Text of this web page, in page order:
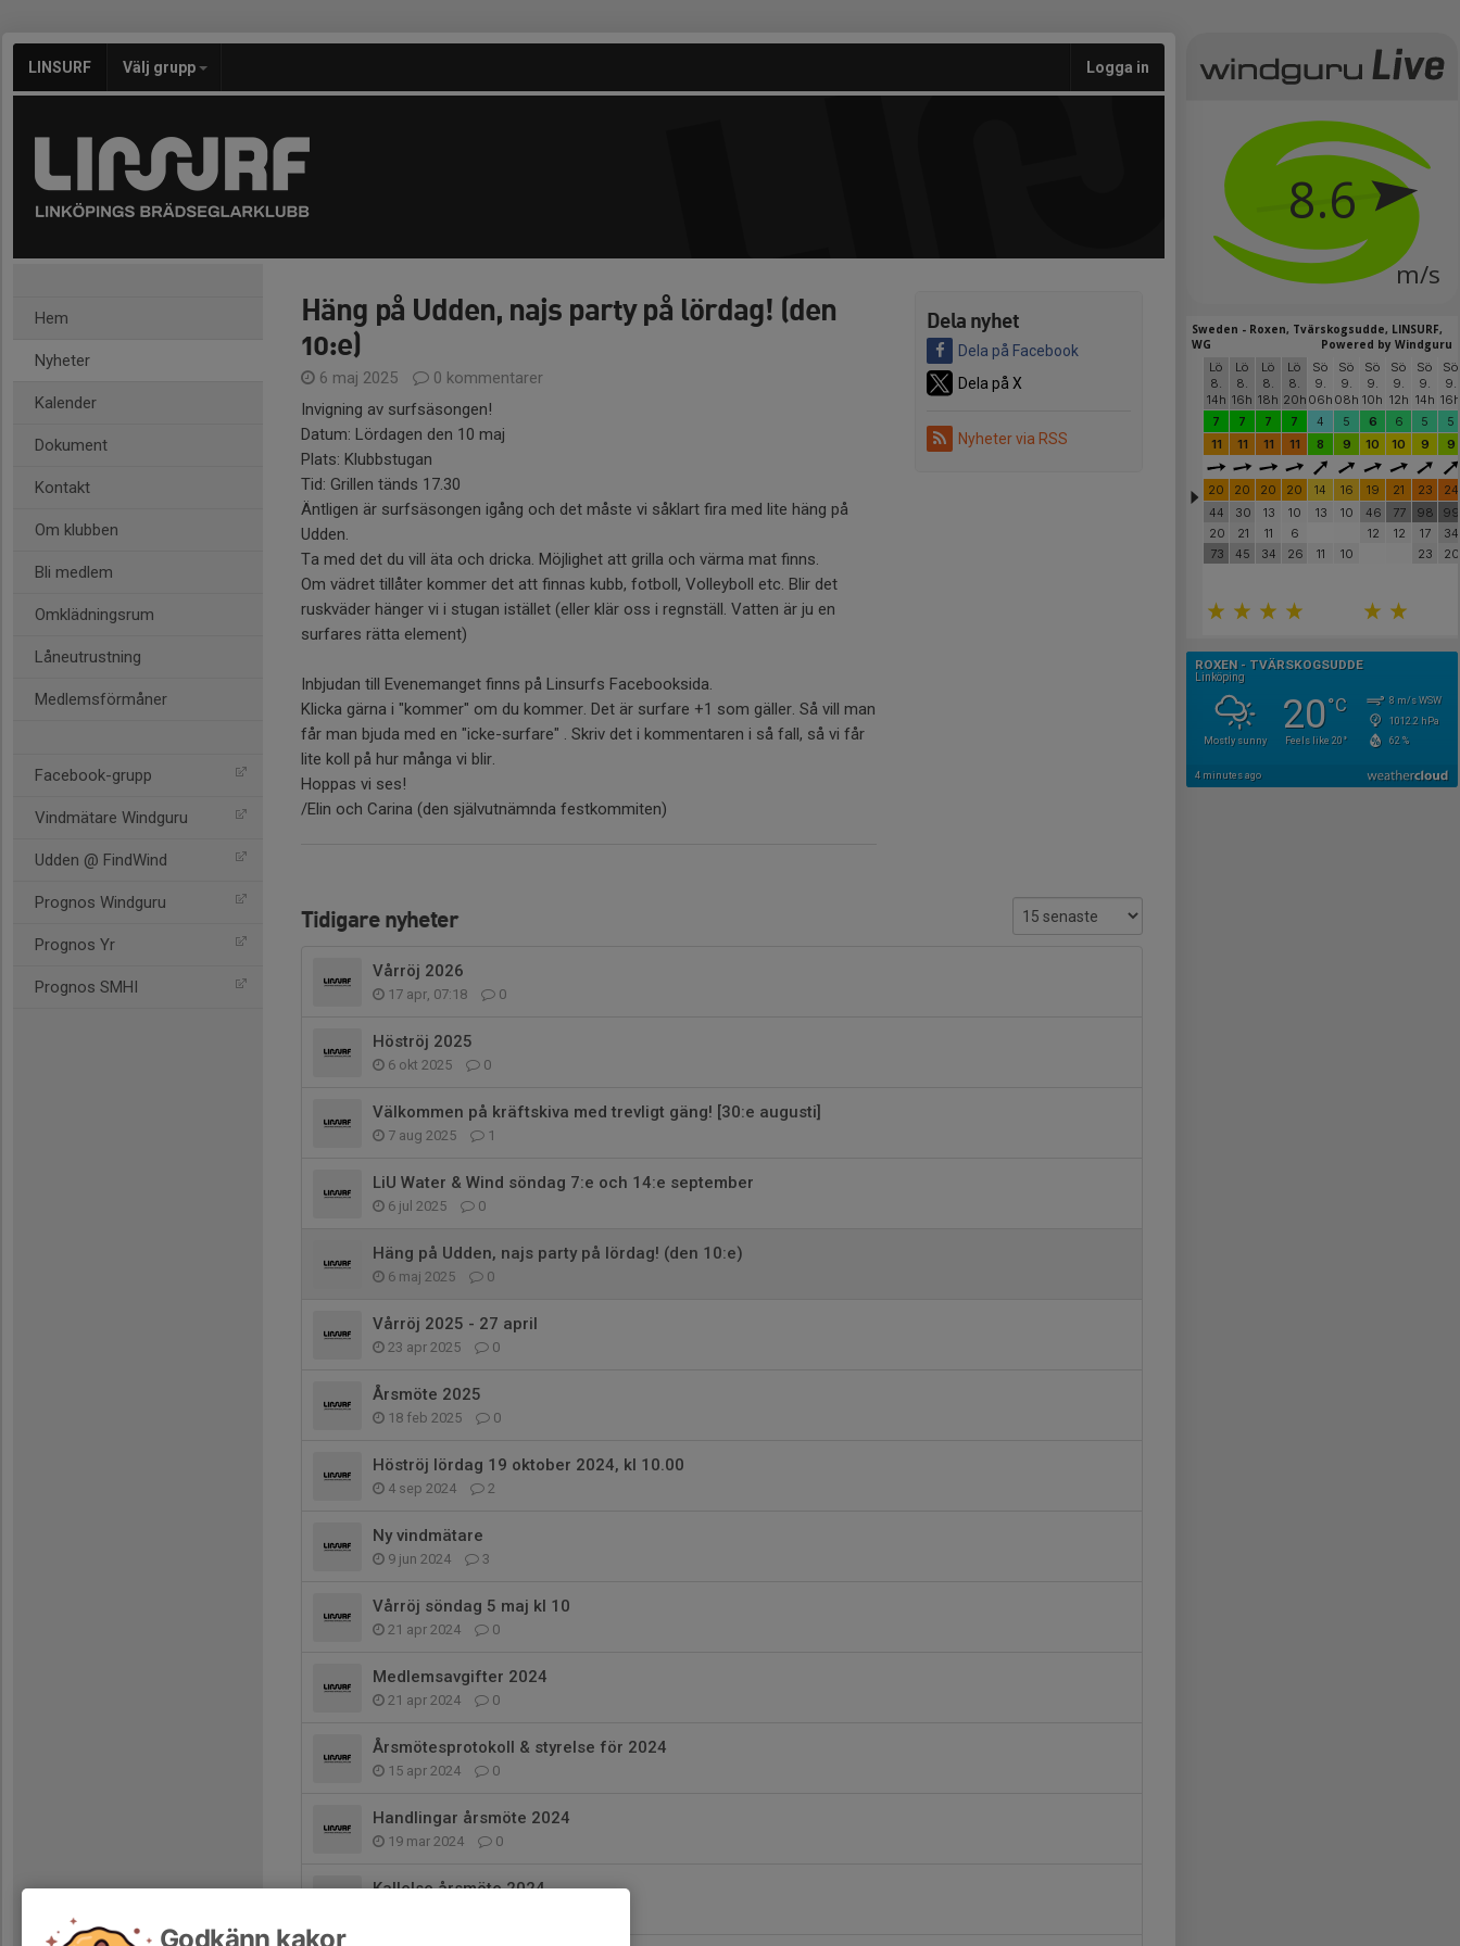
LINSURF Välj grupp Logga in
Hem
Nyheter
Kalender
Dokument
Kontakt
Om klubben
Bli medlem
Omklädningsrum
Låneutrustning
Medlemsförmåner
Facebook-grupp
Vindmätare Windguru
Udden @ FindWind
Prognos Windguru
Prognos Yr
Prognos SMHI
Dela nyhet
Dela på Facebook
Dela på X
Nyheter via RSS
Häng på Udden, najs party på lördag! (den
10:e)
6 maj 2025
0 kommentarer
Invigning av surfsäsongen!
Datum: Lördagen den 10 maj
Plats: Klubbstugan
Tid: Grillen tänds 17.30
Äntligen är surfsäsongen igång och det måste vi såklart fira med lite häng på
Udden.
Ta med det du vill äta och dricka. Möjlighet att grilla och värma mat finns.
Om vädret tillåter kommer det att finnas kubb, fotboll, Volleyboll etc. Blir det
ruskväder hänger vi i stugan istället (eller klär oss i regnställ. Vatten är ju en
surfares rätta element)
Inbjudan till Evenemanget finns på Linsurfs Facebooksida.
Klicka gärna i "kommer" om du kommer. Det är surfare +1 som gäller. Så vill man
får man bjuda med en "icke-surfare" . Skriv det i kommentaren i så fall, så vi får
lite koll på hur många vi blir.
Hoppas vi ses!
/Elin och Carina (den självutnämnda festkommiten)
Tidigare nyheter
Vårröj 2026
17 apr, 07:18 0
Höströj 2025
6 okt 2025 0
Välkommen på kräftskiva med trevligt gäng! [30:e augusti]
7 aug 2025 1
LiU Water & Wind söndag 7:e och 14:e september
6 jul 2025 0
Häng på Udden, najs party på lördag! (den 10:e)
6 maj 2025 0
Vårröj 2025 - 27 april
23 apr 2025 0
Årsmöte 2025
18 feb 2025 0
Höströj lördag 19 oktober 2024, kl 10.00
4 sep 2024 2
Ny vindmätare
9 jun 2024 3
Vårröj söndag 5 maj kl 10
21 apr 2024 0
Medlemsavgifter 2024
21 apr 2024 0
Årsmötesprotokoll & styrelse för 2024
15 apr 2024 0
Handlingar årsmöte 2024
19 mar 2024 0
Kallelse årsmöte 2024
Godkänn kakor